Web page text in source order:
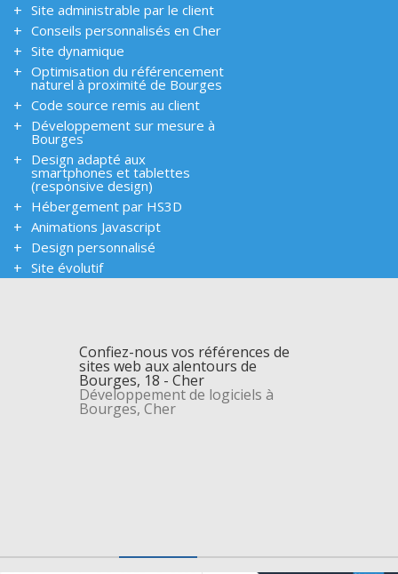
Site administrable par le client
Conseils personnalisés en Cher
Site dynamique
Optimisation du référencement
naturel à proximité de Bourges
Code source remis au client
Développement sur mesure à
Bourges
Design adapté aux
smartphones et tablettes
(responsive design)
Hébergement par HS3D
Animations Javascript
Design personnalisé
Site évolutif
Confiez-nous vos références de
sites web aux alentours de
Bourges, 18 - Cher
Développement de logiciels à
Bourges, Cher